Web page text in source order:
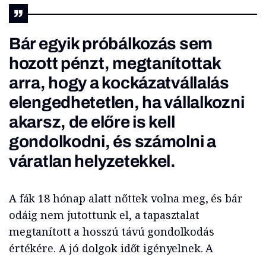
Bár egyik próbálkozás sem
hozott pénzt, megtanítottak
arra, hogy a kockázatvállalás
elengedhetetlen, ha vállalkozni
akarsz, de előre is kell
gondolkodni, és számolni a
váratlan helyzetekkel.
A fák 18 hónap alatt nőttek volna meg, és bár
odáig nem jutottunk el, a tapasztalat
megtanított a hosszú távú gondolkodás
értékére. A jó dolgok időt igényelnek. A